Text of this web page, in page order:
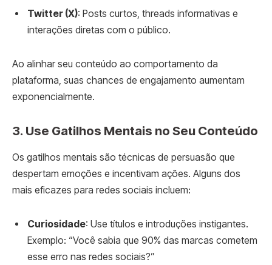
Twitter (X): Posts curtos, threads informativas e
interações diretas com o público.
Ao alinhar seu conteúdo ao comportamento da
plataforma, suas chances de engajamento aumentam
exponencialmente.
3. Use Gatilhos Mentais no Seu Conteúdo
Os gatilhos mentais são técnicas de persuasão que
despertam emoções e incentivam ações. Alguns dos
mais eficazes para redes sociais incluem:
Curiosidade: Use títulos e introduções instigantes.
Exemplo: “Você sabia que 90% das marcas cometem
esse erro nas redes sociais?”